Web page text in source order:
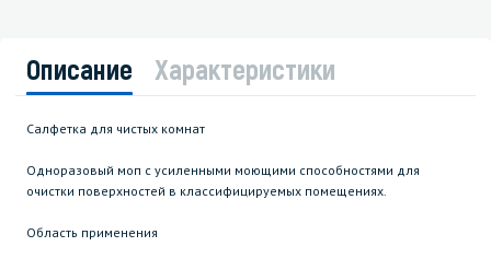
Описание Характеристики
Салфетка для чистых комнат
Одноразовый моп с усиленными моющими способностями для
очистки поверхностей в классифицируемых помещениях.
Область применения